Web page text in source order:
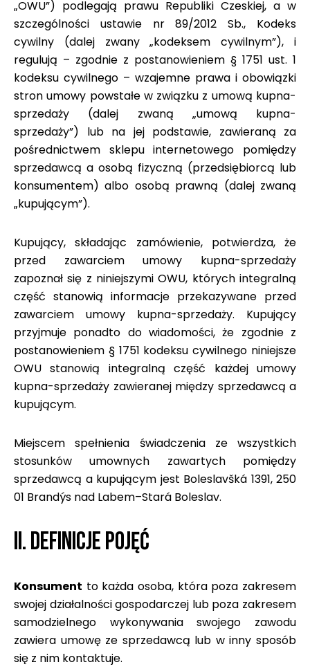
„OWU”) podlegają prawu Republiki Czeskiej, a w
szczególności ustawie nr 89/2012 Sb., Kodeks
cywilny (dalej zwany „kodeksem cywilnym”), i
regulują – zgodnie z postanowieniem § 1751 ust. 1
kodeksu cywilnego – wzajemne prawa i obowiązki
stron umowy powstałe w związku z umową kupna-
sprzedaży (dalej zwaną „umową kupna-
sprzedaży”) lub na jej podstawie, zawieraną za
pośrednictwem sklepu internetowego pomiędzy
sprzedawcą a osobą fizyczną (przedsiębiorcą lub
konsumentem) albo osobą prawną (dalej zwaną
„kupującym”).
Kupujący, składając zamówienie, potwierdza, że
przed zawarciem umowy kupna-sprzedaży
zapoznał się z niniejszymi OWU, których integralną
część stanowią informacje przekazywane przed
zawarciem umowy kupna-sprzedaży. Kupujący
przyjmuje ponadto do wiadomości, że zgodnie z
postanowieniem § 1751 kodeksu cywilnego niniejsze
OWU stanowią integralną część każdej umowy
kupna-sprzedaży zawieranej między sprzedawcą a
kupującym.
Miejscem spełnienia świadczenia ze wszystkich
stosunków umownych zawartych pomiędzy
sprzedawcą a kupującym jest Boleslavšká 1391, 250
01 Brandýs nad Labem–Stará Boleslav.
II. DEFINICJE POJĘĆ
Konsument to każda osoba, która poza zakresem
swojej działalności gospodarczej lub poza zakresem
samodzielnego wykonywania swojego zawodu
zawiera umowę ze sprzedawcą lub w inny sposób
się z nim kontaktuje.